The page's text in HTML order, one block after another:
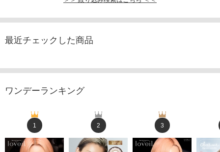
最近チェックした商品
ワンデーランキング
1 2 3